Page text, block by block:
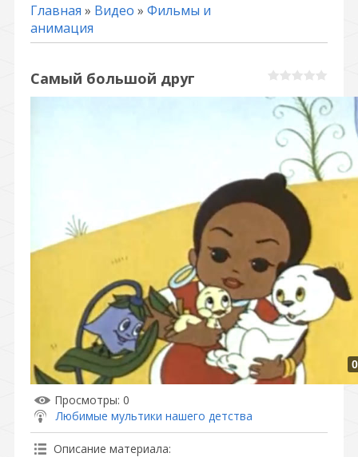
Главная » Видео » Фильмы и
анимация
Самый большой друг
Просмотры: 0
Любимые мультики нашего детства
Описание материала: